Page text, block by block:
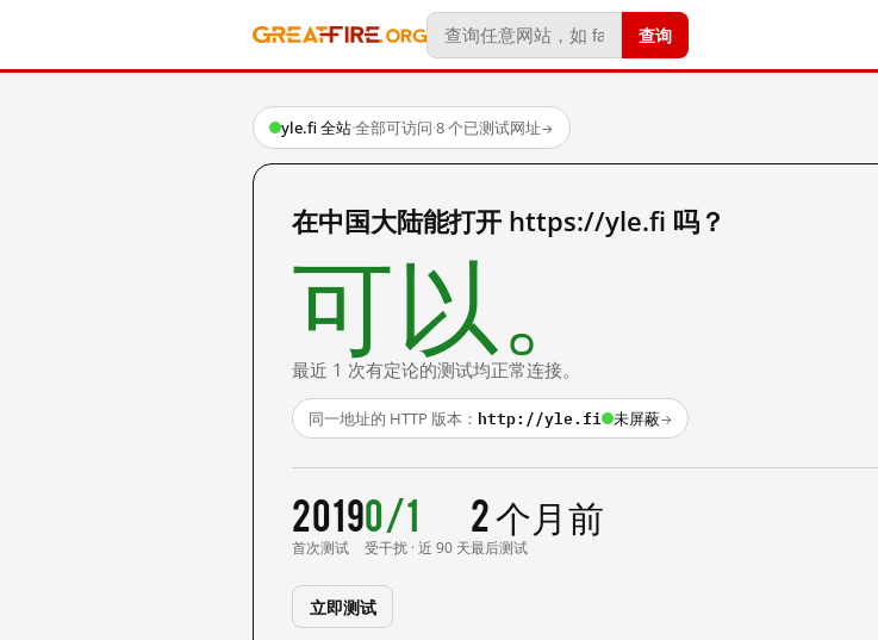
查询
yle.fi 全站·全部可访问·8 个已测试网址→
在中国大陆能打开 https://yle.fi 吗？
可以。
最近 1 次有定论的测试均正常连接。
同一地址的 HTTP 版本： http://yle.fi 未屏蔽→
2019
首次测试
0/1
受干扰 · 近 90 天
2 个月前
最后测试
立即测试